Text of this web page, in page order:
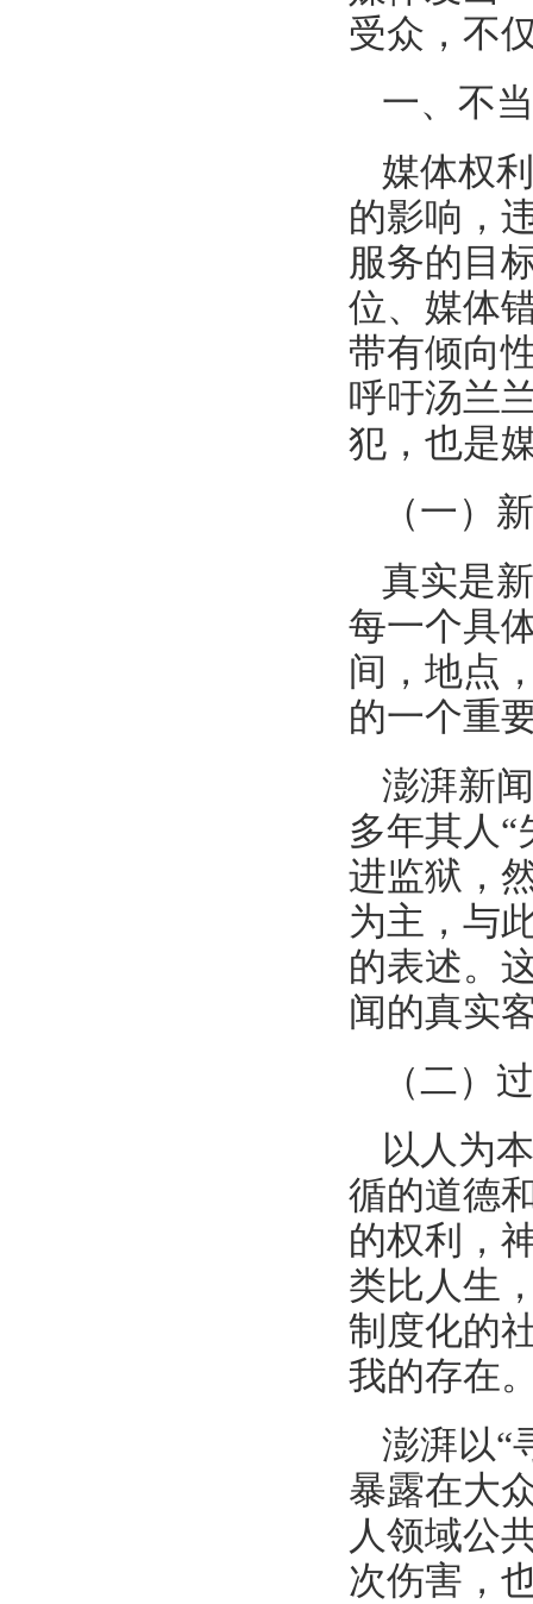
受众，不
一、不
媒体权
的影响，
服务的目
位、媒体
带有倾向
呼吁汤兰
犯，也是
（一）
真实是
每一个具
间，地点
的一个重
澎湃新
多年其人“
进监狱，
为主，与
的表述。
闻的真实
（二）
以人为
循的道德
的权利，
类比人生
制度化的
我的存在
澎湃以“
暴露在大
人领域公
次伤害，